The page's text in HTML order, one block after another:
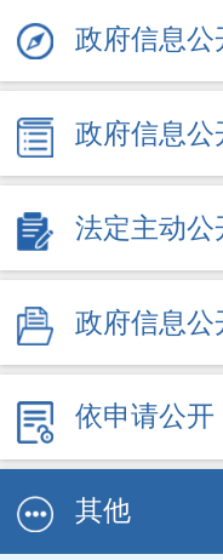
政府信息公
政府信息公
法定主动公
政府信息公
依申请公开
其他